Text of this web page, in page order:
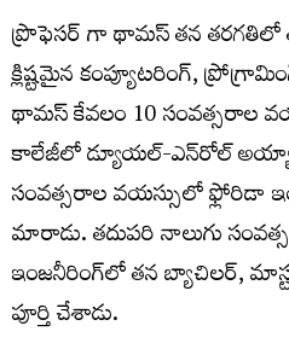
ప్రొఫెసర్ గా థామస్ తన తరగతిలో
క్లిష్టమైన కంప్యూటరింగ్,
థామస్ కేవలం 10
కాలేజీలో డ్యూయల్-ఎన్‌రోల్
సంవత్సరాల వయస్సులో ఫ్లోరిడా
మారాడు. తదుపరి నాలుగు
ఇంజనీరింగ్‌లో తన బ్యాచిలర్,
పూర్తి చేశాడు.